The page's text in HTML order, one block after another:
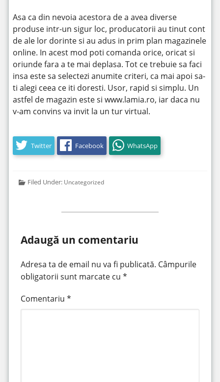
Asa ca din nevoia acestora de a avea diverse
produse intr-un sigur loc, producatorii au tinut cont
de ale lor dorinte si au adus in prim plan magazinele
online. In acest mod poti comanda orice, oricat si
oriunde fara a te mai deplasa. Tot ce trebuie sa faci
insa este sa selectezi anumite criteri, ca mai apoi sa-
ti alegi ceea ce iti doresti. Usor, rapid si simplu. Un
astfel de magazin este si www.lamia.ro, iar daca nu
v-am convins va invit la un tur virtual.
Twitter Facebook WhatsApp
Filed Under: Uncategorized
Adaugă un comentariu
Adresa ta de email nu va fi publicată. Câmpurile
obligatorii sunt marcate cu *
Comentariu *